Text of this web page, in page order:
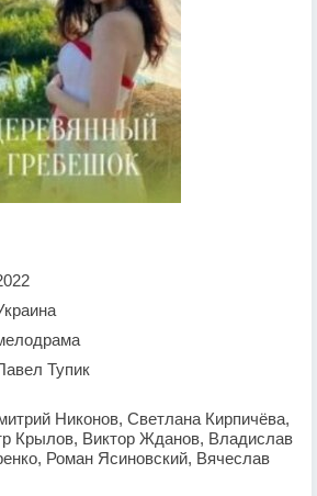
Тупик
Никонов, Светлана Кирпичёва,
Крылов, Виктор Жданов, Владислав
Роман Ясиновский, Вячеслав